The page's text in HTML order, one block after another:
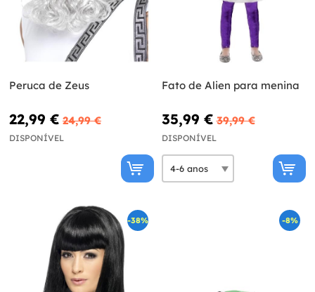
Peruca de Zeus
22,99 € 24,99 €
DISPONÍVEL
Fato de Alien para menina
35,99 € 39,99 €
DISPONÍVEL
-38% -8%